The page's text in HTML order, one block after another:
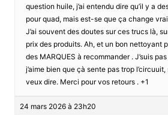
question huile, j’ai entendu dire qu’il y a
pour quad, mais est-se que ça change
J’ai souvent des doutes sur ces trucs là,
prix des produits. Ah, et un bon nettoyant
des MARQUES à recommander . J’suis
j’aime bien que çà sente pas trop
veux dire. Merci pour vos retours . +1
24 mars 2026 à 23h20